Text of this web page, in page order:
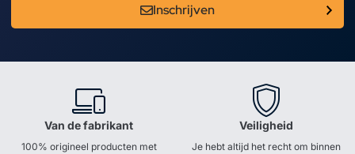
Inschrijven
Van de fabrikant
100% origineel producten met
Veiligheid
Je hebt altijd het recht om binnen